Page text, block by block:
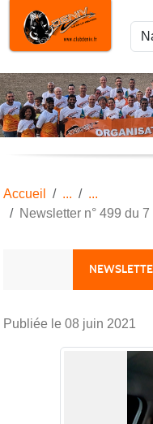
Accueil
Newsletter n° 499 du
Publiée le 08 juin 2021
Panneau de gestion des